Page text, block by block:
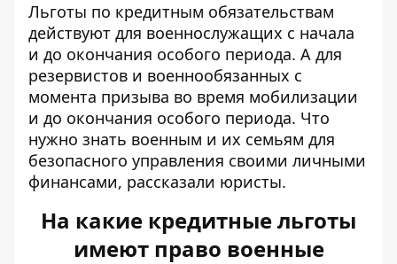
Льготы по кредитным обязательствам
действуют для военнослужащих с начала
и до окончания особого периода. А для
резервистов и военнообязанных с
момента призыва во время мобилизации
и до окончания особого периода. Что
нужно знать военным и их семьям для
безопасного управления своими личными
финансами, рассказали юристы.
На какие кредитные льготы
имеют право военные